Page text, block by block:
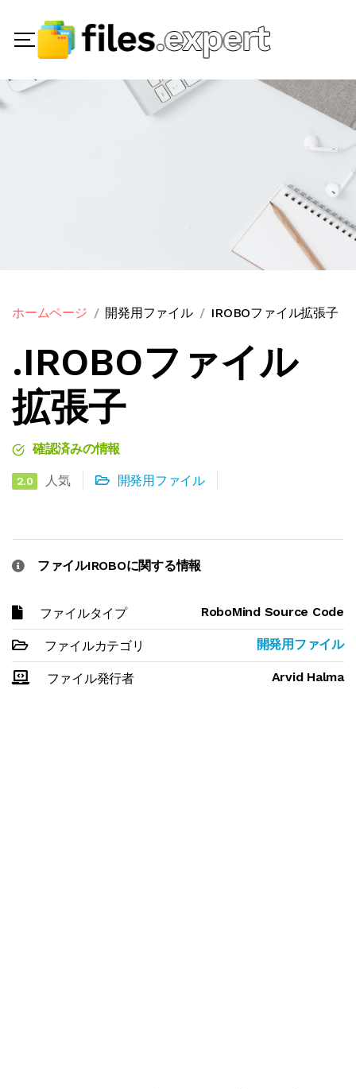
ホームページ 開発用ファイル IROBOファイル拡張子
.IROBOファイル
拡張子
確認済みの情報
2.0 人気 開発用ファイル
ファイルIROBOに関する情報
ファイルタイプ RoboMind Source Code
ファイルカテゴリ 開発用ファイル
ファイル発行者 Arvid Halma